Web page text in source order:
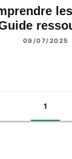
09/07/2025
1